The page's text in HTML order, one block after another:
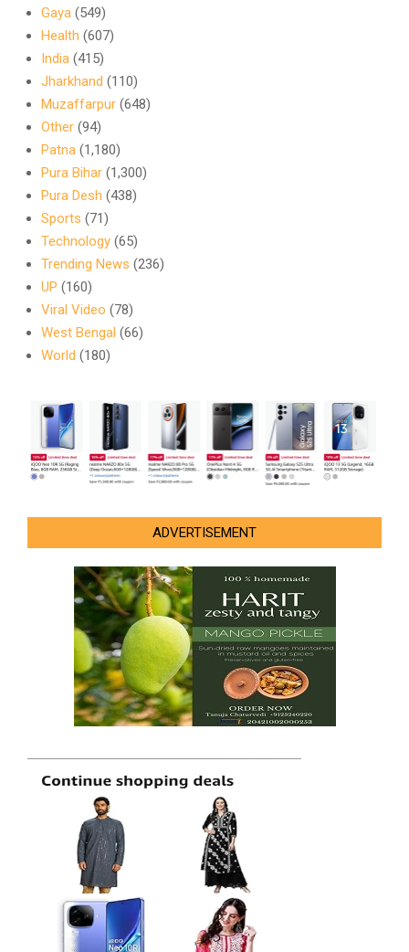
Gaya (549)
Health (607)
India (415)
Jharkhand (110)
Muzaffarpur (648)
Other (94)
Patna (1,180)
Pura Bihar (1,300)
Pura Desh (438)
Sports (71)
Technology (65)
Trending News (236)
UP (160)
Viral Video (78)
West Bengal (66)
World (180)
ADVERTISEMENT